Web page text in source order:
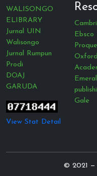
WALISONGO
ELIBRARY
Jurnal UIN
Walisongo
Jurnal Rumpun
Prodi
DOAJ
GARUDA
View Stat Detail
Ebsco
Oxford
Gale
© 2021 —